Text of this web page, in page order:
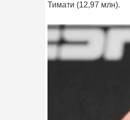
Тимати (12,97 млн).